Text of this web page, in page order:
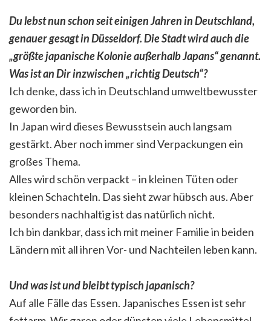
Du lebst nun schon seit einigen Jahren in Deutschland,
genauer gesagt in Düsseldorf. Die Stadt wird auch die
„größte japanische Kolonie außerhalb Japans“ genannt.
Was ist an Dir inzwischen „richtig Deutsch“?
Ich denke, dass ich in Deutschland umweltbewusster
geworden bin.
In Japan wird dieses Bewusstsein auch langsam
gestärkt. Aber noch immer sind Verpackungen ein
großes Thema.
Alles wird schön verpackt – in kleinen Tüten oder
kleinen Schachteln. Das sieht zwar hübsch aus. Aber
besonders nachhaltig ist das natürlich nicht.
Ich bin dankbar, dass ich mit meiner Familie in beiden
Ländern mit all ihren Vor- und Nachteilen leben kann.
Und was ist und bleibt typisch japanisch?
Auf alle Fälle das Essen. Japanisches Essen ist sehr